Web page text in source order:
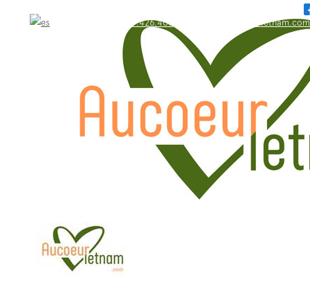
WhatsApp: +84.909.426.406 bonjour@aucoeurvietnam.com
WhatsApp: +84.909.426.406